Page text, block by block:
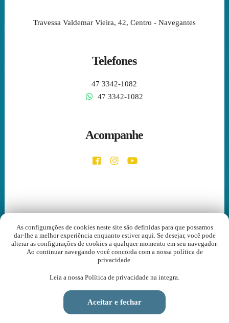
As configurações de cookies neste site são definidas para que possamos
dar-lhe a melhor experiência enquanto estiver aqui. Se desejar, você pode
alterar as configurações de cookies a qualquer momento em seu navegador.
Ao continuar navegando você concorda com a nossa política de
privacidade.
Leia a nossa Política de privacidade na integra.
Aceitar e fechar
Travessa Valdemar Vieira, 42, Centro - Navegantes
Telefones
47 3342-1082
47 3342-1082
Acompanhe
Copyright © 2026 - Santuário Nossa Senhora dos Navegantes.
Todos os direitos reservados, navegando no site você aceita a nossa
Desenvolvido com por